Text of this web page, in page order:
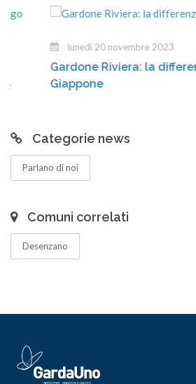
lunedì 20 novembre 2023
Gardone Riviera: la
Giappone
Categorie news
Parlano di noi
Comuni correlati
Desenzano